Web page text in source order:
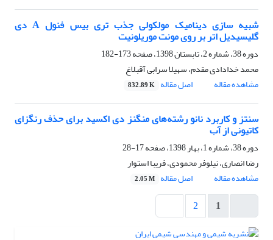
شبیه سازی دینامیک مولکولی جذب تری بیس فنول A دی
گلیسیدیل اتر بر روی مونت موریلونیت
دوره 38، شماره 2، تابستان 1398، صفحه
173-182
محمد خدادادی مقدم، سهیلا سرابی آقبلاغ
مشاهده مقاله
اصل مقاله 832.89 K
سنتز و کاربرد نانو رشته‌های منگنز دی اکسید برای حذف رنگزای
کاتیونی از آب
دوره 38، شماره 1، بهار 1398، صفحه
17-28
رضا انصاری، نیلوفر محمودی، فریبا استوار
مشاهده مقاله
اصل مقاله 2.05 M
1
2